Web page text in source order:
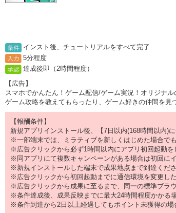
インスト後、チュートリアルをすべて完了
5分程度
達成後即（2時間程度）
【広告】
スマホでかんたん！ゲーム配信/ゲーム実況！オリジナル
ゲーム攻略を教えてもらったり、ゲーム好きの仲間を
【報酬条件】
新規アプリインストール後、【7日以内(168時間以内)
※一部端末では、ミラティブを新しくはじめた場合で
※広告クリックから必ず1時間以内にアプリ初回起動
※同アプリにて複数キャンペーンがある場合は初回に
※新規インストールした端末で成果地点まで到達くだ
※広告クリックから初回起動までに通信環境を変更し
※広告クリックから成果に至るまで、同一の標準ブラ
※条件達成後、成果反映までに最大24時間程度かかる
※条件到達から2日以上経過してもポイント未獲得の場